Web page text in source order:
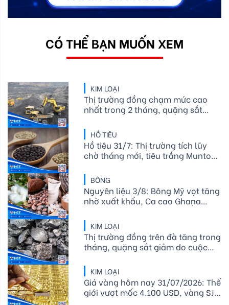
CÓ THỂ BẠN MUỐN XEM
KIM LOẠI
Thị trường đồng chạm mức cao
nhất trong 2 tháng, quặng sắt
tại cảng Port Hedland diễn ra
HỒ TIÊU
Hồ tiêu 31/7: Thị trường tích lũy
chờ tháng mới, tiêu trắng Muntok
BÔNG
Nguyên liệu 3/8: Bông Mỹ vọt tăng
nhờ xuất khẩu, Ca cao Ghana
KIM LOẠI
Thị trường đồng trên đà tăng trong
tháng, quặng sắt giảm do cuộc
hồiKIM LOẠI
Giá vàng hôm nay 31/07/2026: Thế
giới vượt mốc 4.100 USD, vàng SJC